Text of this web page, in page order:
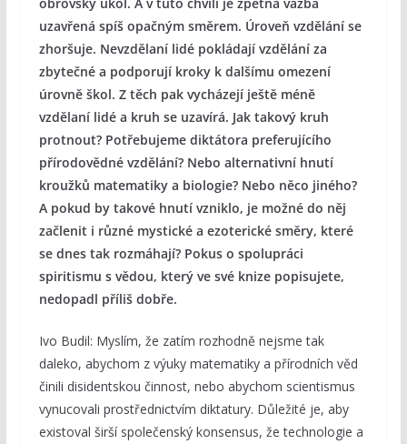
obrovský úkol. A v tuto chvíli je zpětná vazba
uzavřená spíš opačným směrem. Úroveň vzdělání se
zhoršuje. Nevzdělaní lidé pokládají vzdělání za
zbytečné a podporují kroky k dalšímu omezení
úrovně škol. Z těch pak vycházejí ještě méně
vzdělaní lidé a kruh se uzavírá. Jak takový kruh
protnout? Potřebujeme diktátora preferujícího
přírodovědné vzdělání? Nebo alternativní hnutí
kroužků matematiky a biologie? Nebo něco jiného?
A pokud by takové hnutí vzniklo, je možné do něj
začlenit i různé mystické a ezoterické směry, které
se dnes tak rozmáhají? Pokus o spolupráci
spiritismu s vědou, který ve své knize popisujete,
nedopadl příliš dobře.
Ivo Budil: Myslím, že zatím rozhodně nejsme tak
daleko, abychom z výuky matematiky a přírodních věd
činili disidentskou činnost, nebo abychom scientismus
vynucovali prostřednictvím diktatury. Důležité je, aby
existoval širší společenský konsensus, že technologie a